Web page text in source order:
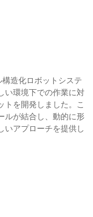
造化ロボットシステ
い環境下での作業に対
トを開発しました。こ
ルが結合し、動的に形
いアプローチを提供し